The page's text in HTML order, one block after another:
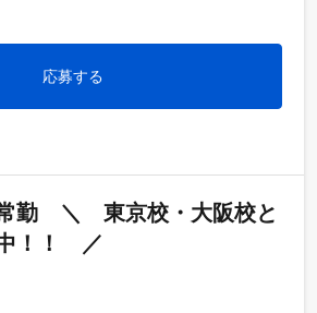
応募する
勤　＼　東京校・大阪校と
！！　／